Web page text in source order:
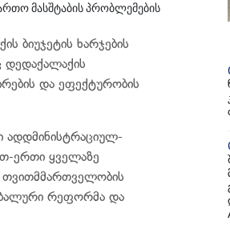
მასშტაბის პრობლემების
ბიუჯეტის ხარჯების
დედაქალაქის
და ეფექტურობის
ადდმინისტრაციულ-
ერთი ყველაზე
თვითმმართველობის
რეფორმა და